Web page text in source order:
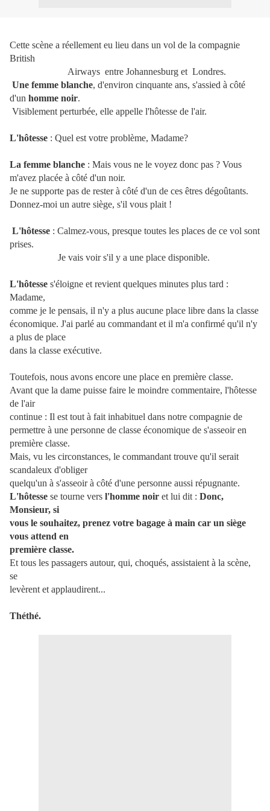
Cette scène a réellement eu lieu dans un vol de la compagnie
British
Airways entre Johannesburg et Londres.
Une femme blanche, d'environ cinquante ans, s'assied à côté
d'un homme noir.
Visiblement perturbée, elle appelle l'hôtesse de l'air.
L'hôtesse : Quel est votre problème, Madame?
La femme blanche : Mais vous ne le voyez donc pas ? Vous
m'avez placée à côté d'un noir.
Je ne supporte pas de rester à côté d'un de ces êtres dégoûtants.
Donnez-moi un autre siège, s'il vous plait !
L'hôtesse : Calmez-vous, presque toutes les places de ce vol sont
prises.
Je vais voir s'il y a une place disponible.
L'hôtesse s'éloigne et revient quelques minutes plus tard :
Madame,
comme je le pensais, il n'y a plus aucune place libre dans la classe
économique. J'ai parlé au commandant et il m'a confirmé qu'il n'y
a plus de place
dans la classe exécutive.
Toutefois, nous avons encore une place en première classe.
Avant que la dame puisse faire le moindre commentaire, l'hôtesse
de l'air
continue : Il est tout à fait inhabituel dans notre compagnie de
permettre à une personne de classe économique de s'asseoir en
première classe.
Mais, vu les circonstances, le commandant trouve qu'il serait
scandaleux d'obliger
quelqu'un à s'asseoir à côté d'une personne aussi répugnante.
L'hôtesse se tourne vers l'homme noir et lui dit : Donc,
Monsieur, si
vous le souhaitez, prenez votre bagage à main car un siège
vous attend en
première classe.
Et tous les passagers autour, qui, choqués, assistaient à la scène,
se
levèrent et applaudirent...
Théthé.